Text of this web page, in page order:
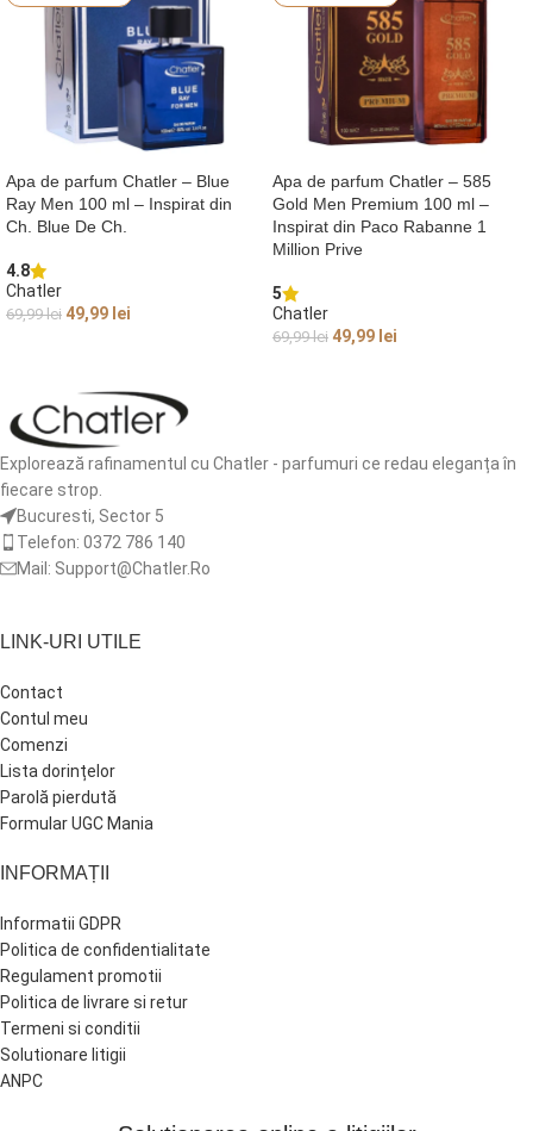
Apa de parfum Chatler – Blue
Ray Men 100 ml – Inspirat din
Ch. Blue De Ch.
4.8
Chatler
69,99lei 49,99 lei
Apa de parfum Chatler – 585
Gold Men Premium 100 ml –
Inspirat din Paco Rabanne 1
Million Prive
5
Chatler
69,99lei 49,99 lei
Explorează rafinamentul cu Chatler - parfumuri ce redau eleganța în
fiecare strop.
Bucuresti, Sector 5
Telefon: 0372 786 140
Mail: Support@Chatler.Ro
LINK-URI UTILE
Contact
Contul meu
Comenzi
Lista dorințelor
Parolă pierdută
Formular UGC Mania
INFORMAȚII
Informatii GDPR
Politica de confidentialitate
Regulament promotii
Politica de livrare si retur
Termeni si conditii
Solutionare litigii
ANPC